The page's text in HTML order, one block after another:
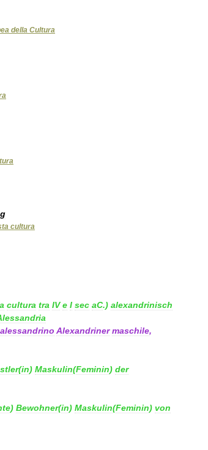
della Cultura
cultura
cultura tra IV e I sec aC.) alexandrinisch
alessandrino Alexandriner maschile,
(in) Maskulin(Feminin) der
) Bewohner(in) Maskulin(Feminin) von